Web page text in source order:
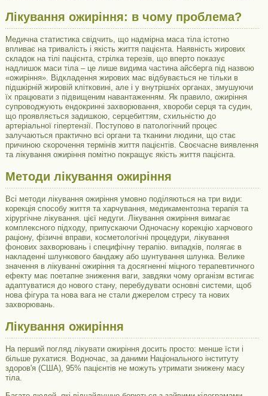
Лікування ожиріння: в чому проблема?
Медична статистика свідчить, що надмірна маса тіла істотно
впливає на тривалість і якість життя пацієнта. Наявність жирових
складок на тілі пацієнта, стрілка терезів, що вперто показує
надлишок маси тіла – це лише видима частина айсберга під назвою
«ожиріння». Відкладення жирових мас відбувається не тільки в
підшкірній жировій клітковині, але і у внутрішніх органах, змушуючи
їх працювати з підвищеним навантаженням. Як правило, ожиріння
супроводжують ендокринні захворювання, хвороби серця та судин,
що проявляється задишкою, серцебиттям, схильністю до
артеріальної гіпертензії. Поступово в патологічний процес
залучаються практично всі органи та тканини людини, що стає
причиною скорочення термінів життя пацієнтів. Своєчасне виявлення
та лікування ожиріння помітно покращує якість життя пацієнта.
Методи лікування ожиріння
Всі методи лікування ожиріння умовно поділяються на три види:
корекція способу життя та харчування, медикаментозна терапія та
хірургічне лікування. цієї недуги. Лікування ожиріння вимагає
комплексного підходу, припускаючи Одночасну корекцію харчового
раціону, фізичні вправи, косметологічні процедури, лікування
фонових захворювань і специфічну терапію. випадків, полягає в
накладенні шлункового бандажу або шунтування шлунка. Велике
значення в лікуванні ожиріння та досягненні міцного терапевтичного
ефекту має поетапне зниження ваги, завдяки чому організм встигає
адаптуватися до нового стану, перебудувати основні системи, щоб
нова фігура та нова вага не стали джерелом стресу та нових
захворювань.
Лікування ожиріння
На перший погляд лікувати ожиріння досить просто: менше їсти і
більше рухатися. Водночас, за даними Національного інституту
здоров'я (США), 95% пацієнтів не можуть утримати знижену масу
тіла.